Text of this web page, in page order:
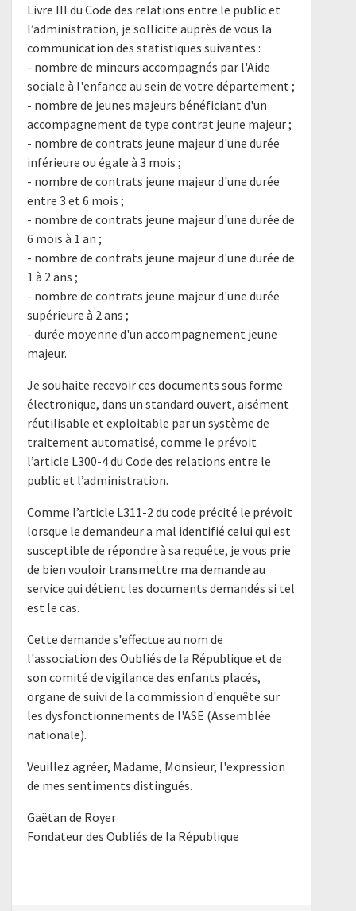
Livre III du Code des relations entre le public et
l’administration, je sollicite auprès de vous la
communication des statistiques suivantes :
- nombre de mineurs accompagnés par l'Aide
sociale à l'enfance au sein de votre département ;
- nombre de jeunes majeurs bénéficiant d'un
accompagnement de type contrat jeune majeur ;
- nombre de contrats jeune majeur d'une durée
inférieure ou égale à 3 mois ;
- nombre de contrats jeune majeur d'une durée
entre 3 et 6 mois ;
- nombre de contrats jeune majeur d'une durée de
6 mois à 1 an ;
- nombre de contrats jeune majeur d'une durée de
1 à 2 ans ;
- nombre de contrats jeune majeur d'une durée
supérieure à 2 ans ;
- durée moyenne d'un accompagnement jeune
majeur.
Je souhaite recevoir ces documents sous forme
électronique, dans un standard ouvert, aisément
réutilisable et exploitable par un système de
traitement automatisé, comme le prévoit
l’article L300-4 du Code des relations entre le
public et l’administration.
Comme l’article L311-2 du code précité le prévoit
lorsque le demandeur a mal identifié celui qui est
susceptible de répondre à sa requête, je vous prie
de bien vouloir transmettre ma demande au
service qui détient les documents demandés si tel
est le cas.
Cette demande s'effectue au nom de
l'association des Oubliés de la République et de
son comité de vigilance des enfants placés,
organe de suivi de la commission d'enquête sur
les dysfonctionnements de l'ASE (Assemblée
nationale).
Veuillez agréer, Madame, Monsieur, l'expression
de mes sentiments distingués.
Gaëtan de Royer
Fondateur des Oubliés de la République